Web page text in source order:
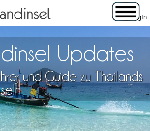
Updates
und Guide zu Thailands